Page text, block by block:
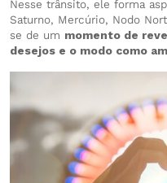
Nesse trânsito, ele forma
Saturno, Mercúrio, Nodo
se de um momento de
desejos e o modo como